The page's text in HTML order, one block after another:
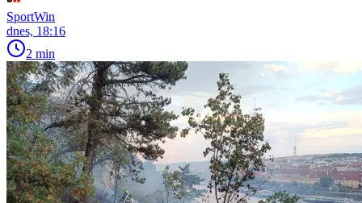
SportWin
dnes, 18:16
2 min